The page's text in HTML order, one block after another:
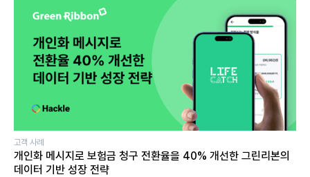
고객 사례
개인화 메시지로 보험금 청구 전환율을 40% 개선한 그린리본의
데이터 기반 성장 전략